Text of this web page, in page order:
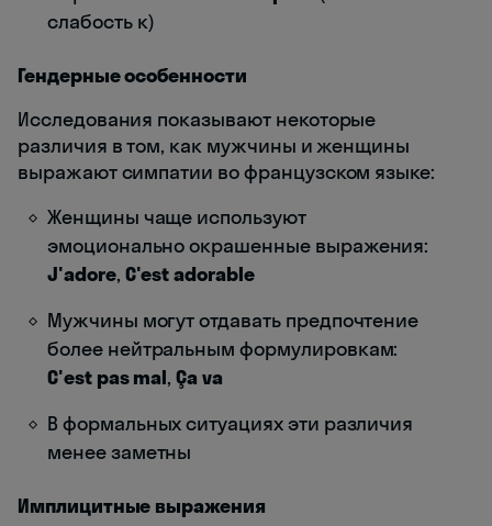
слабость к)
Гендерные особенности
Исследования показывают некоторые
различия в том, как мужчины и женщины
выражают симпатии во французском языке:
Женщины чаще используют
эмоционально окрашенные выражения:
J'adore, C'est adorable
Мужчины могут отдавать предпочтение
более нейтральным формулировкам:
C'est pas mal,Ça va
В формальных ситуациях эти различия
менее заметны
Имплицитные выражения